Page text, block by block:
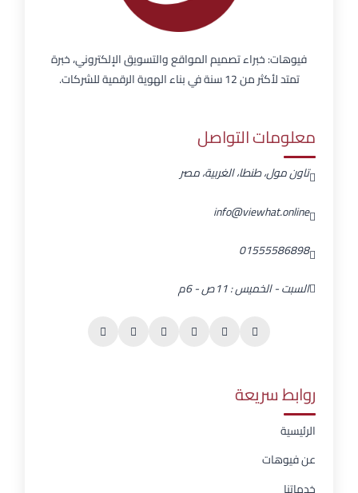
فيوهات: خبراء تصميم المواقع والتسويق الإلكتروني، خبرة
تمتد لأكثر من 12 سنة في بناء الهوية الرقمية للشركات.
معلومات التواصل
تاون مول، طنطا، الغربية، مصر
info@viewhat.online
01555586898
السبت - الخميس : 11ص - 6م
روابط سريعة
الرئيسية
عن فيوهات